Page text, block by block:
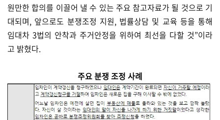
원만한 합의를 이끌어 낼 수 있는 주요 참고자료가 될 것으로 기
대되며, 앞으로도 분쟁조정 지원, 법률상담 및 교육 등을 통해
임대차 3법의 안착과 주거안정을 위하여 최선을 다할 것”이라
고 밝혔다.
주요 분쟁 조정 사례